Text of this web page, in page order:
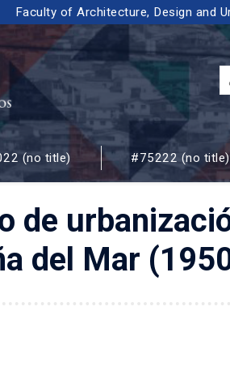
Faculty of Architecture, Design and
(no title) #75222 (no title)
de
del Mar